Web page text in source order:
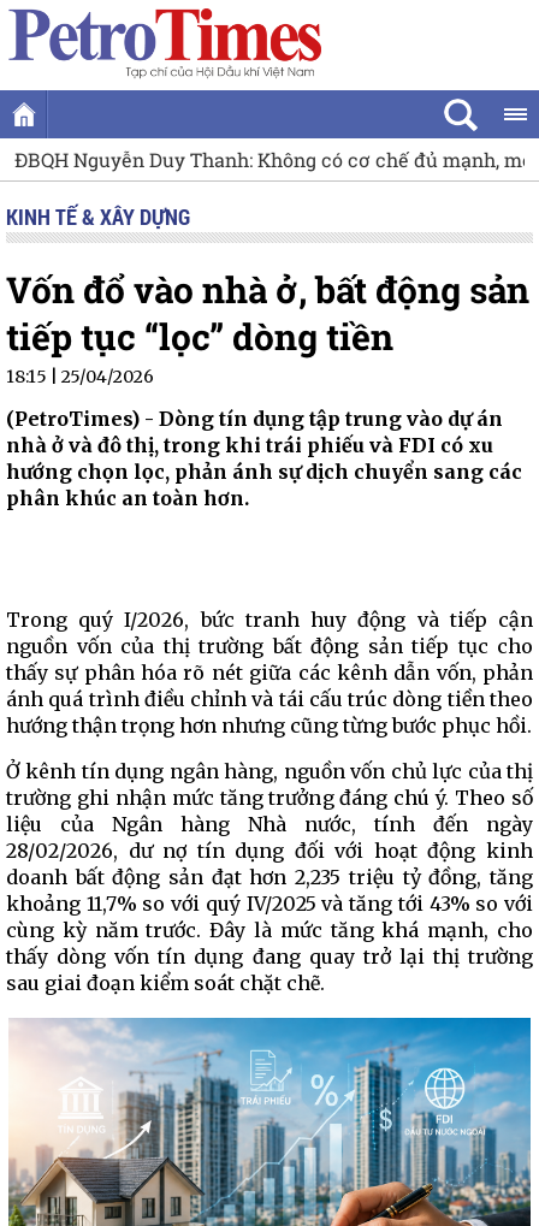
Duy Thanh: Không có cơ chế đủ mạnh, mỏ cận biên
KINH TẾ & XÂY DỰNG
Vốn đổ vào nhà ở, bất động sản
tiếp tục “lọc” dòng tiền
18:15 | 25/04/2026
(PetroTimes) - Dòng tín dụng tập trung vào dự án
nhà ở và đô thị, trong khi trái phiếu và FDI có xu
hướng chọn lọc, phản ánh sự dịch chuyển sang các
phân khúc an toàn hơn.
Trong quý I/2026, bức tranh huy động và tiếp cận
nguồn vốn của thị trường bất động sản tiếp tục cho
thấy sự phân hóa rõ nét giữa các kênh dẫn vốn, phản
ánh quá trình điều chỉnh và tái cấu trúc dòng tiền theo
hướng thận trọng hơn nhưng cũng từng bước phục hồi.
Ở kênh tín dụng ngân hàng, nguồn vốn chủ lực của thị
trường ghi nhận mức tăng trưởng đáng chú ý. Theo số
liệu của Ngân hàng Nhà nước, tính đến ngày
28/02/2026, dư nợ tín dụng đối với hoạt động kinh
doanh bất động sản đạt hơn 2,235 triệu tỷ đồng, tăng
khoảng 11,7% so với quý IV/2025 và tăng tới 43% so với
cùng kỳ năm trước. Đây là mức tăng khá mạnh, cho
thấy dòng vốn tín dụng đang quay trở lại thị trường
sau giai đoạn kiểm soát chặt chẽ.